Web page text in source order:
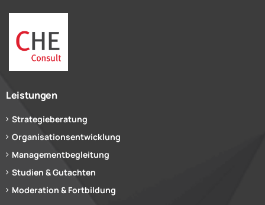
Leistungen
Strategieberatung
Organisationsentwicklung
Managementbegleitung
Studien & Gutachten
Moderation & Fortbildung